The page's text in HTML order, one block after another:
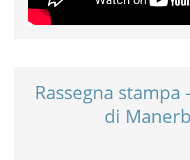
Rassegna stampa
di